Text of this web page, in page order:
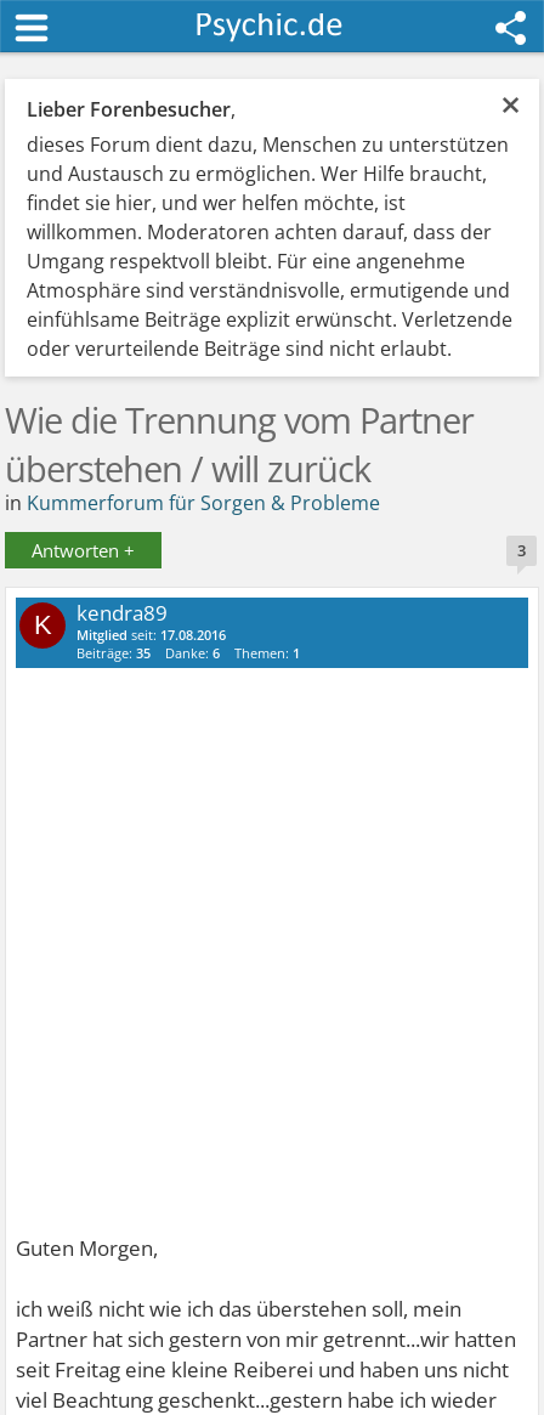
×
Lieber Forenbesucher,
dieses Forum dient dazu, Menschen zu unterstützen
und Austausch zu ermöglichen. Wer Hilfe braucht,
findet sie hier, und wer helfen möchte, ist
willkommen. Moderatoren achten darauf, dass der
Umgang respektvoll bleibt. Für eine angenehme
Atmosphäre sind verständnisvolle, ermutigende und
einfühlsame Beiträge explizit erwünscht. Verletzende
oder verurteilende Beiträge sind nicht erlaubt.
Wie die Trennung vom Partner
überstehen / will zurück
in Kummerforum für Sorgen & Probleme
Antworten + 3
K kendra89
Mitglied seit: 17.08.2016
Beiträge:35 Danke:6 Themen: 1
Guten Morgen,
ich weiß nicht wie ich das überstehen soll, mein
Partner hat sich gestern von mir getrennt...wir hatten
seit Freitag eine kleine Reiberei und haben uns nicht
viel Beachtung geschenkt...gestern habe ich wieder